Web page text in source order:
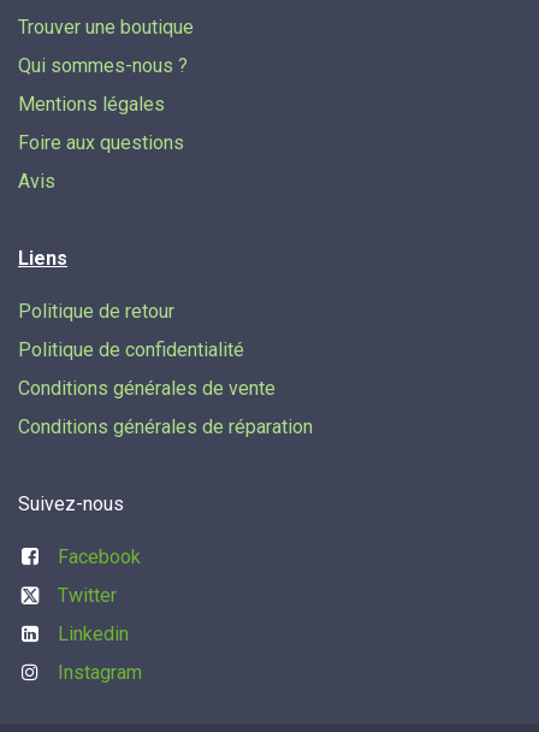
Trouver une boutique
Qui sommes-nous ?
Mentions légales
Foire aux questions
Avis
Liens
Politique de retour
Politique de confidentialité
Conditions générales de vente
Conditions générales de réparation
Suivez-nous
Facebook
Twitter
Linkedin
Instagram